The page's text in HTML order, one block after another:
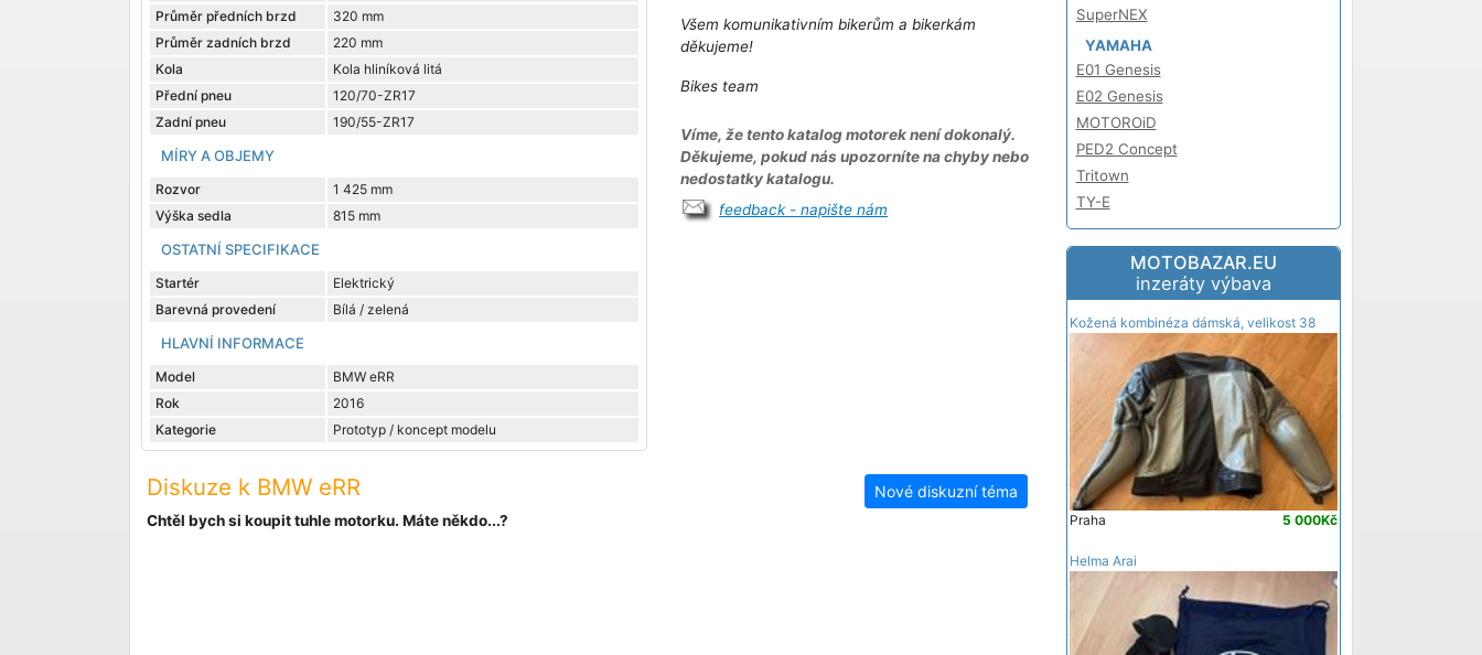
Průměr předních brzd
320 mm
Průměr zadních brzd
220 mm
Kola
Kola hliníková litá
Přední pneu
120/70-ZR17
Zadní pneu
190/55-ZR17
MÍRY A OBJEMY
Rozvor
1 425 mm
Výška sedla
815 mm
OSTATNÍ SPECIFIKACE
Startér
Elektrický
Barevná provedení
Bílá / zelená
HLAVNÍ INFORMACE
Model
BMW eRR
Rok
2016
Kategorie
Prototyp / koncept modelu
Všem komunikativním bikerům a bikerkám
děkujeme!
Bikes team
Víme, že tento katalog motorek není dokonalý.
Děkujeme, pokud nás upozorníte na chyby nebo
nedostatky katalogu.
feedback - napište nám
Diskuze k BMW eRR Nové diskuzní téma
Chtěl bych si koupit tuhle motorku. Máte někdo...?
SuperNEX
YAMAHA
E01 Genesis
E02 Genesis
MOTOROiD
PED2 Concept
Tritown
TY-E
MOTOBAZAR.EU
inzeráty výbava
Kožená kombinéza dámská, velikost 38
5 000Kč
Praha
Helma Arai